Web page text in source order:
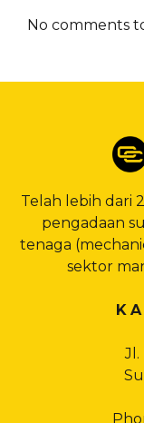
No comments
Telah lebih dari
pengadaan
tenaga
sektor
Jl.